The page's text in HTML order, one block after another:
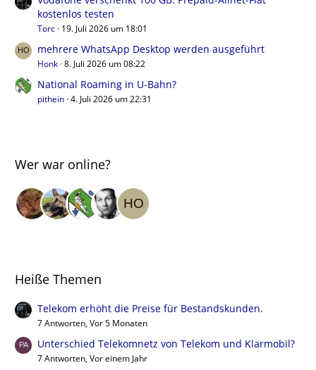
kostenlos testen
Torc 19. Juli 2026 um 18:01
mehrere WhatsApp Desktop werden ausgeführt
Honk 8. Juli 2026 um 08:22
National Roaming in U-Bahn?
pithein 4. Juli 2026 um 22:31
Wer war online?
Heiße Themen
Telekom erhöht die Preise für Bestandskunden.
7 Antworten, Vor 5 Monaten
Unterschied Telekomnetz von Telekom und Klarmobil?
7 Antworten, Vor einem Jahr